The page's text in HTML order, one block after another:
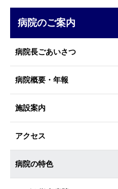
病院のご案内
病院長ごあいさつ
病院概要・年報
施設案内
アクセス
病院の特色